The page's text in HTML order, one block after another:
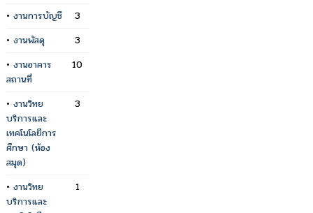
• งานการบัญชี
3
• งานพัสดุ
3
• งานอาคาร
สถานที่
10
• งานวิทย
บริการและ
เทคโนโลยีการ
ศึกษา (ห้อง
สมุด)
3
• งานวิทย
บริการและ
1